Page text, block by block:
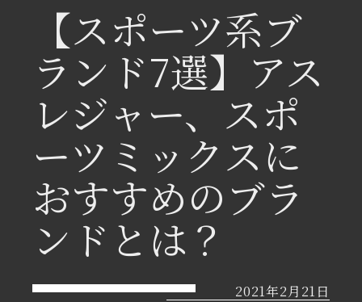
【スポーツ系ブ
ランド7選】アス
レジャー、スポ
ーツミックスに
おすすめのブラ
ンドとは？
2021年2月21日